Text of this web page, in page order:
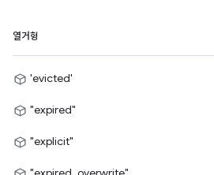
열거형
'evicted'
"expired"
"explicit"